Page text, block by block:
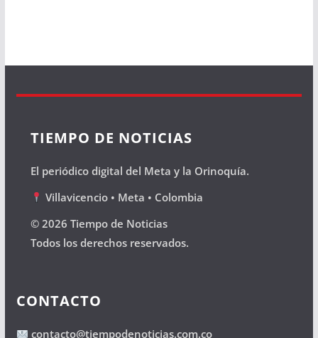
TIEMPO DE NOTICIAS
El periódico digital del Meta y la Orinoquía.
Villavicencio • Meta • Colombia
© 2026 Tiempo de Noticias
Todos los derechos reservados.
CONTACTO
contacto@tiempodenoticias.com.co